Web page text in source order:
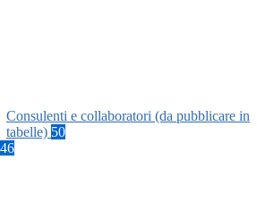
Consulenti e collaboratori (da pubblicare in
tabelle) 50